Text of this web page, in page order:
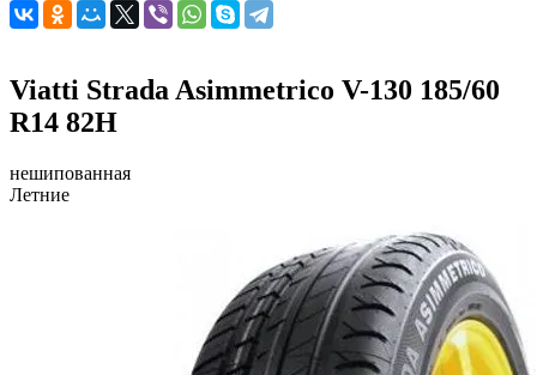
Viatti Strada Asimmetrico V-130 185/60
R14 82H
нешипованная
Летние